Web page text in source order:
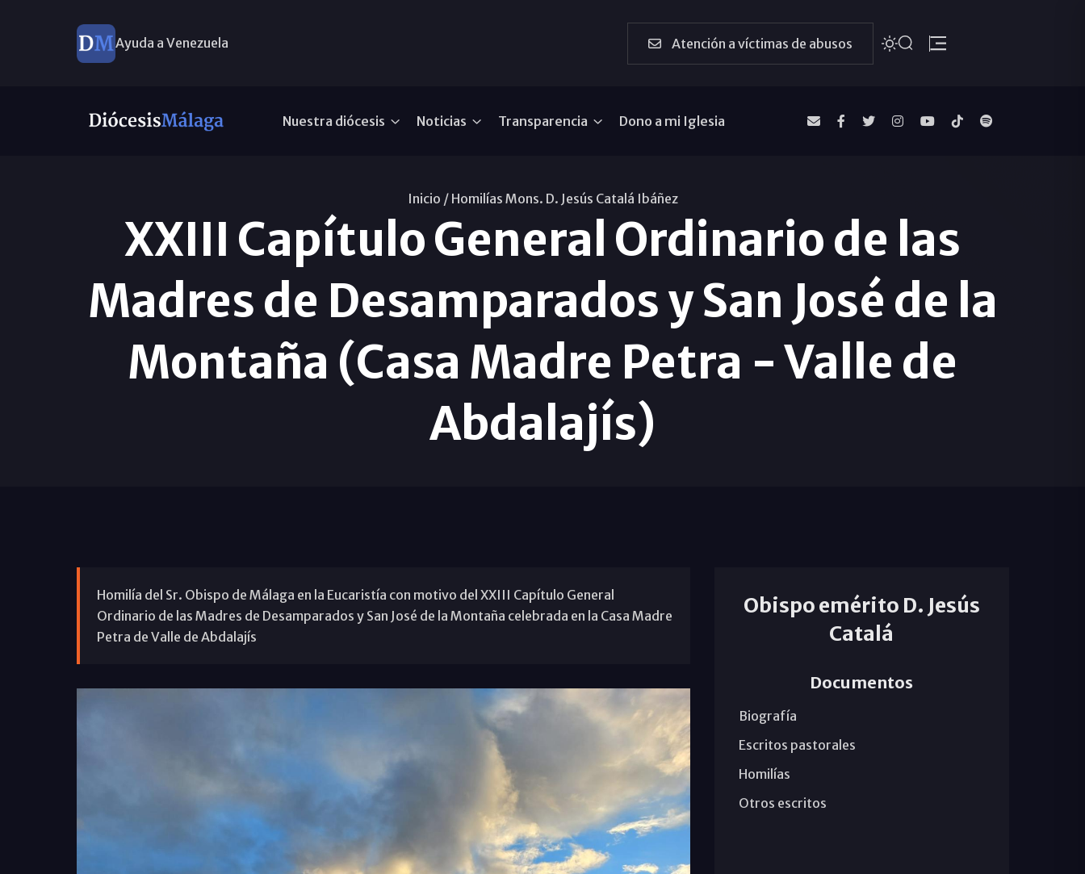
Ayuda a Venezuela Atención a víctimas de abusos
Nuestra diócesis Noticias Transparencia Dono a mi Iglesia
Inicio / Homilías Mons. D. Jesús Catalá Ibáñez
XXIII Capítulo General Ordinario de las
Madres de Desamparados y San José de la
Montaña (Casa Madre Petra - Valle de
Abdalajís)
Homilía del Sr. Obispo de Málaga en la Eucaristía con motivo del XXIII Capítulo General
Ordinario de las Madres de Desamparados y San José de la Montaña celebrada en la Casa Madre
Petra de Valle de Abdalajís
Obispo emérito D. Jesús
Catalá
Documentos
Biografía
Escritos pastorales
Homilías
Otros escritos